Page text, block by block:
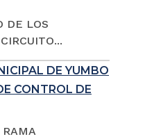
DE LOS
DE YUMBO
CONTROL DE
RAMA